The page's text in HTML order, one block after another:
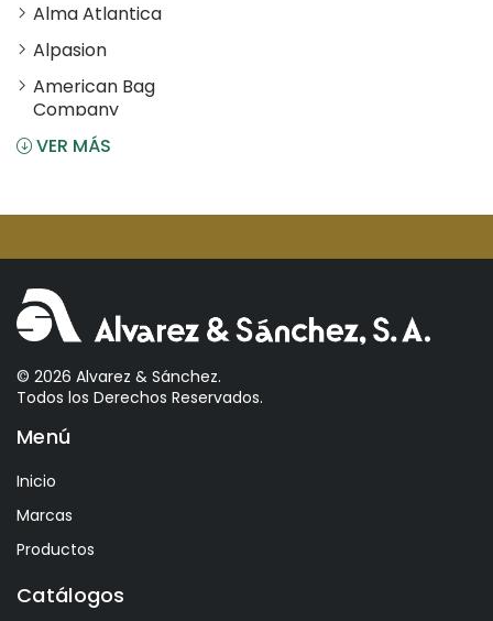
Alma Atlantica
Alpasion
American Bag
Company
Angostura
Aperol
Arcos
Areparepa
Argensun
Astrales
Avelina
Ayala
Azevedo
Bacalarico
Badia
VER MÁS
© 2026 Alvarez & Sánchez.
Todos los Derechos Reservados.
Menú
Inicio
Marcas
Productos
Catálogos